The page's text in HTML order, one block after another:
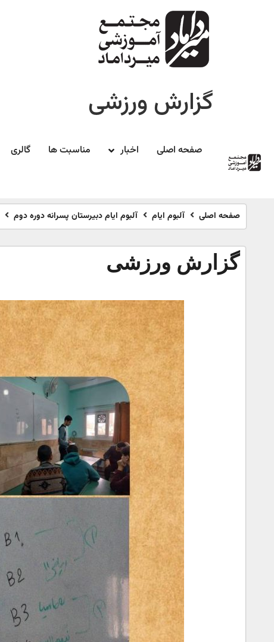
گزارش ورزشی
صفحه اصلی اخبار مناسبت ها گالری
صفحه اصلی آلبوم ایام آلبوم ایام دبیرستان پسرانه دوره دوم
گزارش ورزشی